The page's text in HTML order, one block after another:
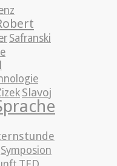
Safranski
Slavoj
Symposion